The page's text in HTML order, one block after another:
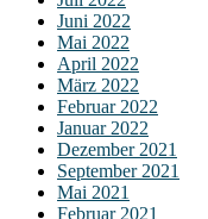
Juni 2022
Mai 2022
April 2022
März 2022
Februar 2022
Januar 2022
Dezember 2021
September 2021
Mai 2021
Februar 2021